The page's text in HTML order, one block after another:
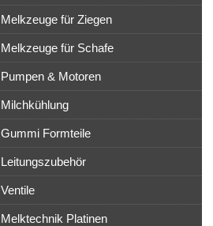
Melkzeuge für Ziegen
Melkzeuge für Schafe
Pumpen & Motoren
Milchkühlung
Gummi Formteile
Leitungszubehör
Ventile
Melktechnik Platinen